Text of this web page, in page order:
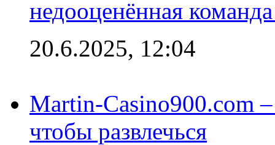
недооценённая
20.6.2025, 12:04
Martin-Casino900.com
чтобы развлечься